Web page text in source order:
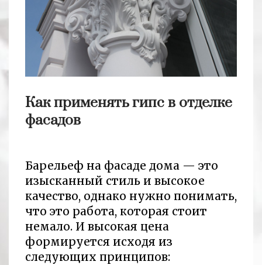
Как применять гипс в отделке
фасадов
Барельеф на фасаде дома — это
изысканный стиль и высокое
качество, однако нужно понимать,
что это работа, которая стоит
немало. И высокая цена
формируется исходя из
следующих принципов: